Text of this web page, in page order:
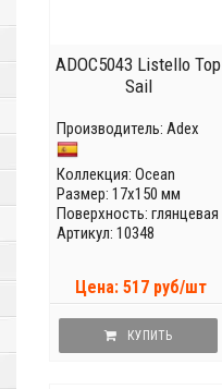
ADOC5043 Listello Top
Sail
Производитель: Adex
Коллекция: Ocean
Размер: 17x150 мм
Поверхность: глянцевая
Артикул: 10348
Цена: 517 руб/шт
КУПИТЬ